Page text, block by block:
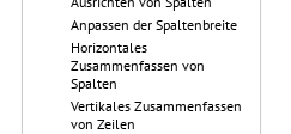
Anpassen der Spaltenbreite
Horizontales
Zusammenfassen von
Spalten
Vertikales Zusammenfassen
von Zeilen